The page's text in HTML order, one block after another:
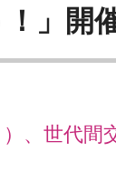
」開
）、世代